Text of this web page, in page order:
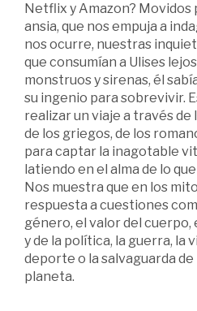
Netflix y Amazon? Movidos
ansia, que nos empuja a
nos ocurre, nuestras
que consumían a Ulises
monstruos y sirenas, él
su ingenio para sobrevivir.
realizar un viaje a través de
de los griegos, de los
para captar la inagotable
latiendo en el alma de lo
Nos muestra que en los
respuesta a cuestiones
género, el valor del cuerpo,
y de la política, la guerra, la
deporte o la salvaguarda de
planeta.